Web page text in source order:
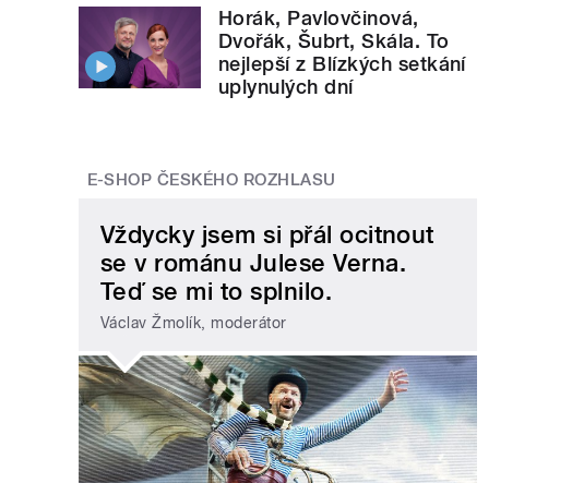
Horák, Pavlovčinová,
Dvořák, Šubrt, Skála. To
nejlepší z Blízkých setkání
uplynulých dní
E-SHOP ČESKÉHO ROZHLASU
Vždycky jsem si přál ocitnout
se v románu Julese Verna.
Teď se mi to splnilo.
Václav Žmolík, moderátor